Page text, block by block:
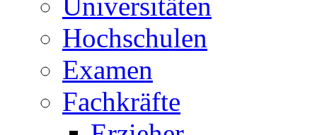
Universitäten
Hochschulen
Examen
Fachkräfte